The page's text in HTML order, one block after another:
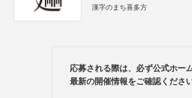
漢字のまち喜多方
応募される際は、必ず公式ホー
最新の開催情報をご確認ください